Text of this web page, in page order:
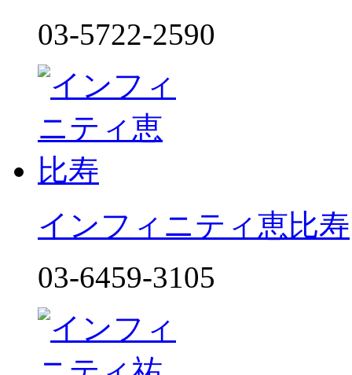
03-5722-2590
インフィニティ恵比寿
03-6459-3105